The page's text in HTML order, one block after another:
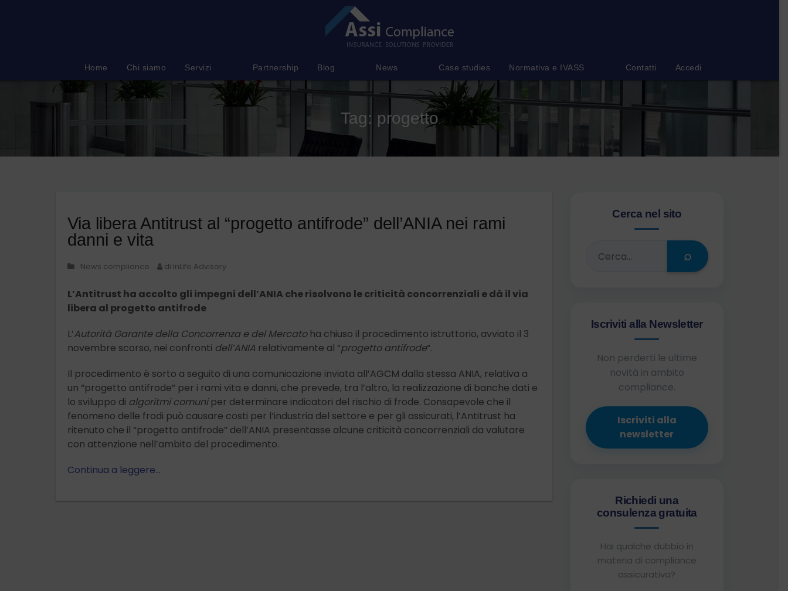
Home Chi siamo Servizi Partnership Blog News Case studies Normativa e IVASS Contatti Accedi
Tag: progetto
Via libera Antitrust al “progetto antifrode” dell’ANIA nei rami
danni e vita
News compliance di InLife Advisory
L’Antitrust ha accolto gli impegni dell’ANIA che risolvono le criticità concorrenziali e dà il via
libera al progetto antifrode
L’Autorità Garante della Concorrenza e del Mercatoha chiuso il procedimento istruttorio, avviato il 3
novembre scorso, nei confronti dell’ANIA relativamente al “progetto antifrode“.
Il procedimento è sorto a seguito di una comunicazione inviata all’AGCM dalla stessa ANIA, relativa a
un “progetto antifrode” per i rami vita e danni, che prevede, tra l’altro, la realizzazione di banche dati e
lo sviluppo di algoritmi comuniper determinare indicatori del rischio di frode. Consapevole che il
fenomeno delle frodi può causare costi per l’industria del settore e per gli assicurati, l’Antitrust ha
ritenuto che il “progetto antifrode” dell’ANIA presentasse alcune criticità concorrenziali da valutare
con attenzione nell’ambito del procedimento.
Continua a leggere…
Cerca nel sito
⌕
Iscriviti alla Newsletter
Non perderti le ultime
novità in ambito
compliance.
Iscriviti alla
newsletter
Richiedi una
consulenza gratuita
Hai qualche dubbio in
materia di compliance
assicurativa?